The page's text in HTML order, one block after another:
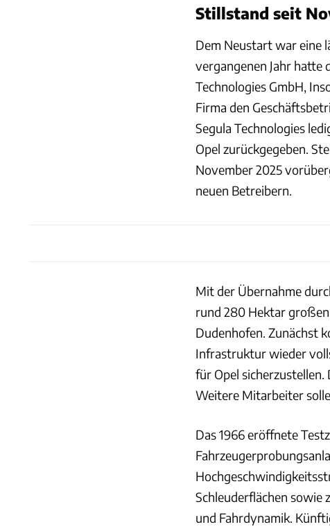
Stillstand seit
Dem Neustart war eine
vergangenen Jahr hatte
Technologies GmbH,
Firma den
Segula Technologies
Opel zurückgegeben.
November 2025
neuen Betreibern.
Mit der Übernahme
rund 280 Hektar
Dudenhofen. Zunächst
Infrastruktur wieder
für Opel
Weitere Mitarbeiter
Das 1966 eröffnete
Schleuderflächen sowie
und Fahrdynamik.